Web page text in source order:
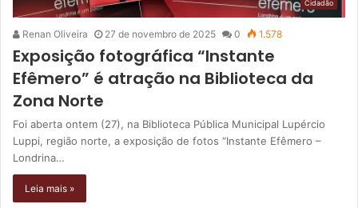
Cidadão
Renan Oliveira 27 de novembro de 2025 0 1.578
Exposição fotográfica “Instante
Efêmero” é atração na Biblioteca da
Zona Norte
Foi aberta ontem (27), na Biblioteca Pública Municipal Lupércio
Luppi, região norte, a exposição de fotos “Instante Efêmero –
Londrina…
Leia mais »